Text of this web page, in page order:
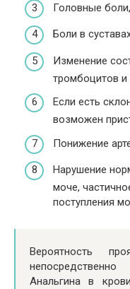
Головные
Боли в
Изменение
тромбоцитов и
Если есть
возможен
Понижение
Нарушение
моче,
поступления
Вероятность
Анальгина в